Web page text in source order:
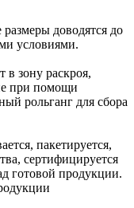
доводятся до
условиями.
в зону раскроя,
при помощи
рольганг для сбора
пакетируется,
сертифицируется
готовой продукции.